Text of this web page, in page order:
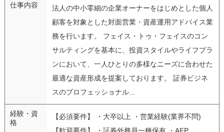
仕事内容
法人の中小零細の企業オーナーをはじめとした個人
顧客を対象とした対面営業・資産運用アドバイス業
務を行います。 フェイス・トゥ・フェイスのコン
サルティングを基本に、投資スタイルやライフプラ
ンにおいて、一人ひとりの多様なニーズに合わせた
最適な資産形成を提案しております。 証券ビジネ
スのプロフェッショナル...
経験・資
格
【必須要件】 ・大卒以上 ・営業経験(業界不問)
【歓迎要件】 ・証券外務員一種保有 ・AFP、